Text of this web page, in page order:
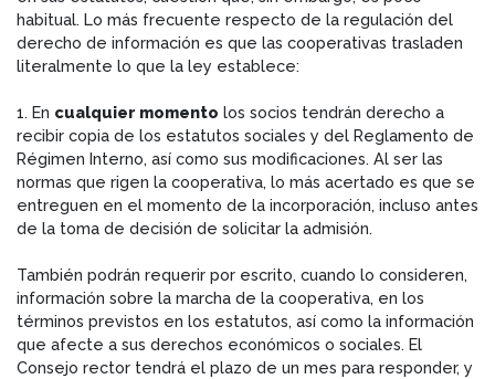
habitual. Lo más frecuente respecto de la regulación del
derecho de información es que las cooperativas trasladen
literalmente lo que la ley establece:
1. En cualquier momento los socios tendrán derecho a
recibir copia de los estatutos sociales y del Reglamento de
Régimen Interno, así como sus modificaciones. Al ser las
normas que rigen la cooperativa, lo más acertado es que se
entreguen en el momento de la incorporación, incluso antes
de la toma de decisión de solicitar la admisión.
También podrán requerir por escrito, cuando lo consideren,
información sobre la marcha de la cooperativa, en los
términos previstos en los estatutos, así como la información
que afecte a sus derechos económicos o sociales. El
Consejo rector tendrá el plazo de un mes para responder, y